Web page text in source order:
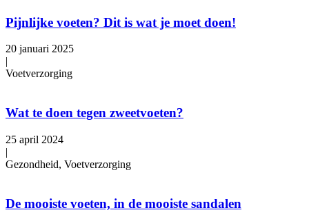
Pijnlijke voeten? Dit is wat je moet doen!
20 januari 2025
|
Voetverzorging
Wat te doen tegen zweetvoeten?
25 april 2024
|
Gezondheid, Voetverzorging
De mooiste voeten, in de mooiste sandalen